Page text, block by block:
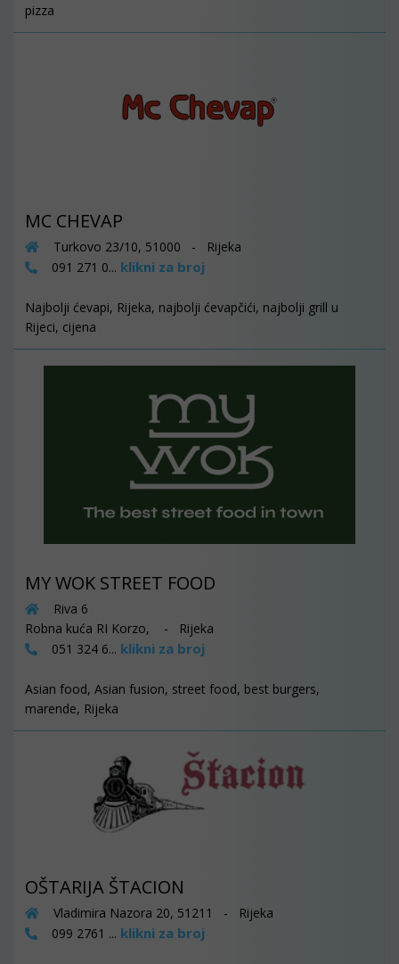
pizza
MC CHEVAP
Turkovo 23/10, 51000 - Rijeka
091 271 0... klikni za broj
Najbolji ćevapi, Rijeka, najbolji ćevapčići, najbolji grill u
Rijeci, cijena
MY WOK STREET FOOD
Riva 6
Robna kuća RI Korzo, - Rijeka
051 324 6... klikni za broj
Asian food, Asian fusion, street food, best burgers,
marende, Rijeka
OŠTARIJA ŠTACION
Vladimira Nazora 20, 51211 - Rijeka
099 2761 ... klikni za broj